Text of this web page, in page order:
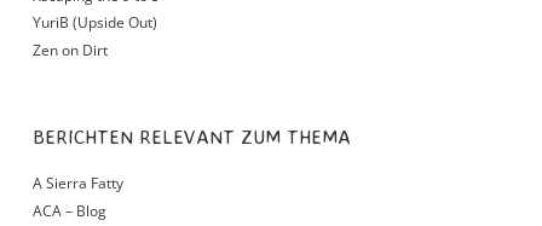
YuriB (Upside Out)
Zen on Dirt
BERICHTEN RELEVANT ZUM THEMA
A Sierra Fatty
ACA – Blog